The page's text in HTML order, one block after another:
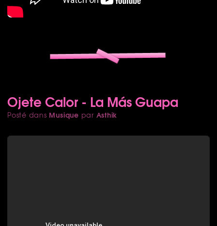
Ojete Calor - La Más Guapa
Posté dans Musique par Asthik